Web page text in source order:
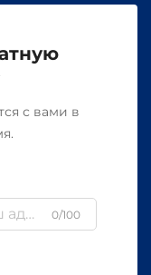
с вами в
0/100